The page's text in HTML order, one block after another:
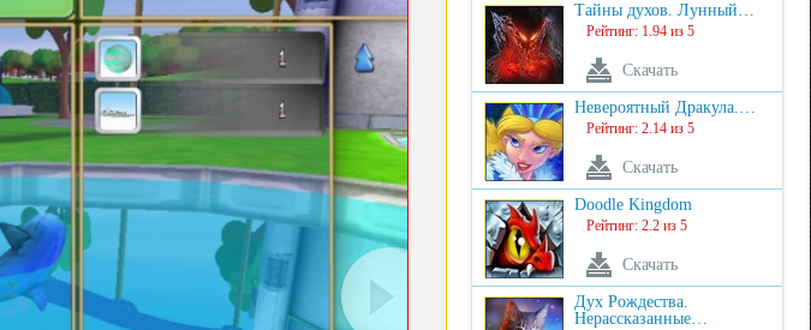
Тайны духов. Лунный…
Рейтинг: 1.94 из 5
Скачать
Невероятный Дракула.…
Рейтинг: 2.14 из 5
Скачать
Doodle Kingdom
Рейтинг: 2.2 из 5
Скачать
Дух Рождества.
Нерассказанные…